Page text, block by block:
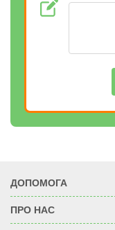
ДОПОМОГА
ПРО НАС